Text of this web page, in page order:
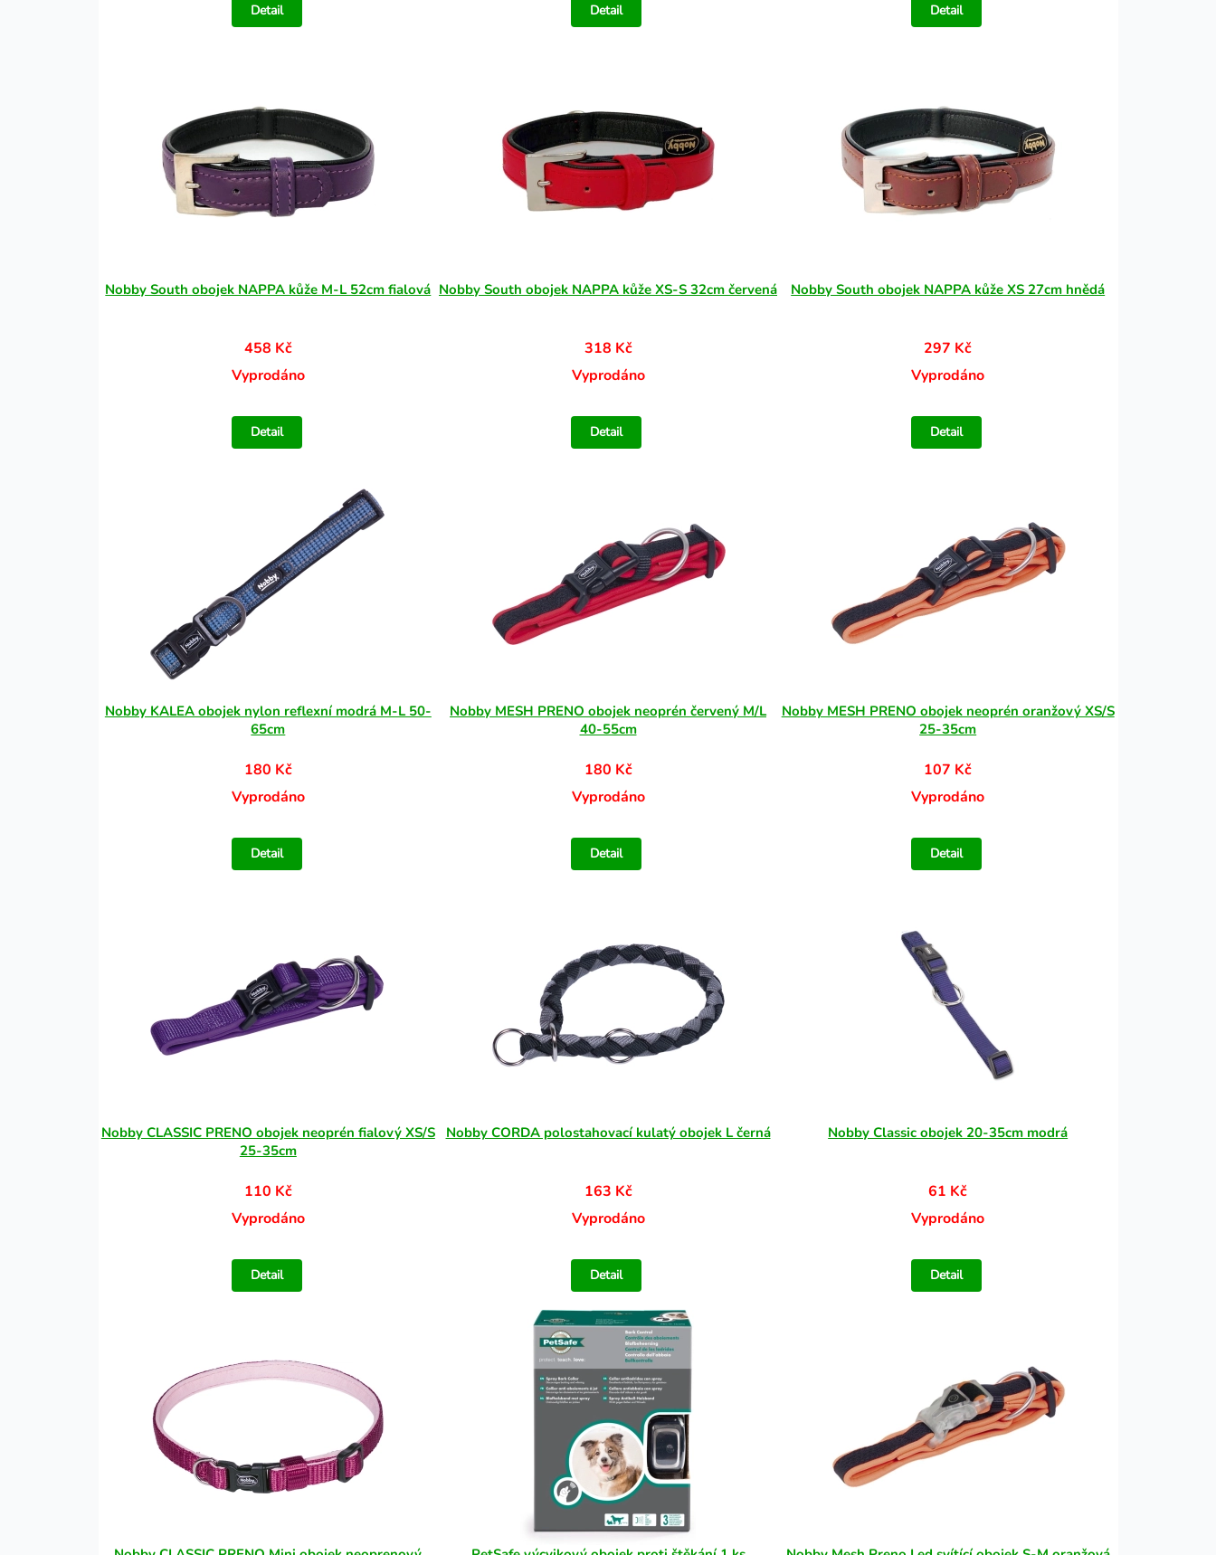
Detail Detail Detail
Nobby South obojek NAPPA kůže M-L 52cm fialová
458 Kč
Vyprodáno
Detail
Nobby South obojek NAPPA kůže XS-S 32cm červená
318 Kč
Vyprodáno
Detail
Nobby South obojek NAPPA kůže XS 27cm hnědá
297 Kč
Vyprodáno
Detail
Nobby KALEA obojek nylon reflexní modrá M-L 50-
65cm
180 Kč
Vyprodáno
Detail
Nobby MESH PRENO obojek neoprén červený M/L
40-55cm
180 Kč
Vyprodáno
Detail
Nobby MESH PRENO obojek neoprén oranžový XS/S
25-35cm
107 Kč
Vyprodáno
Detail
Nobby CLASSIC PRENO obojek neoprén fialový XS/S
25-35cm
110 Kč
Vyprodáno
Detail
Nobby CORDA polostahovací kulatý obojek L černá
163 Kč
Vyprodáno
Detail
Nobby Classic obojek 20-35cm modrá
61 Kč
Vyprodáno
Detail